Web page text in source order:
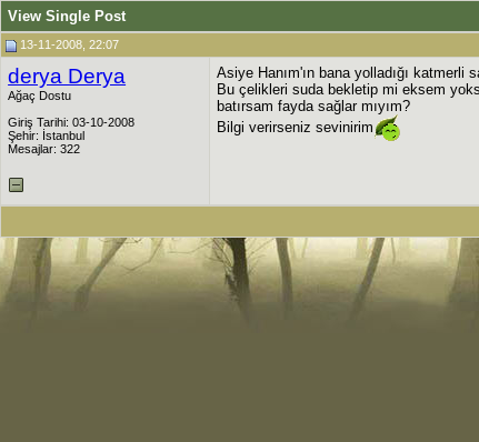
View Single Post
13-11-2008, 22:07
derya Derya
Ağaç Dostu
Giriş Tarihi: 03-10-2008
Şehir: İstanbul
Mesajlar: 322
Asiye Hanım'ın bana yolladığı katmerli
Bu çelikleri suda bekletip mi eksem
batırsam fayda sağlar mıyım?
Bilgi verirseniz sevinirim